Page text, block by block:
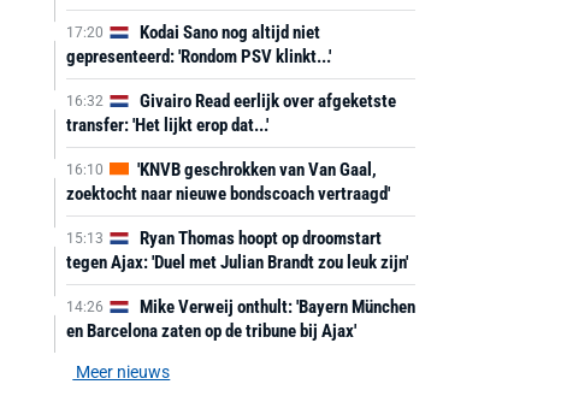
17:20
Kodai Sano nog altijd niet
gepresenteerd: 'Rondom PSV klinkt...'
16:32
Givairo Read eerlijk over afgeketste
transfer: 'Het lijkt erop dat...'
16:10
'KNVB geschrokken van Van Gaal,
zoektocht naar nieuwe bondscoach vertraagd'
15:13
Ryan Thomas hoopt op droomstart
tegen Ajax: 'Duel met Julian Brandt zou leuk zijn'
14:26
Mike Verweij onthult: 'Bayern München
en Barcelona zaten op de tribune bij Ajax'
Meer nieuws